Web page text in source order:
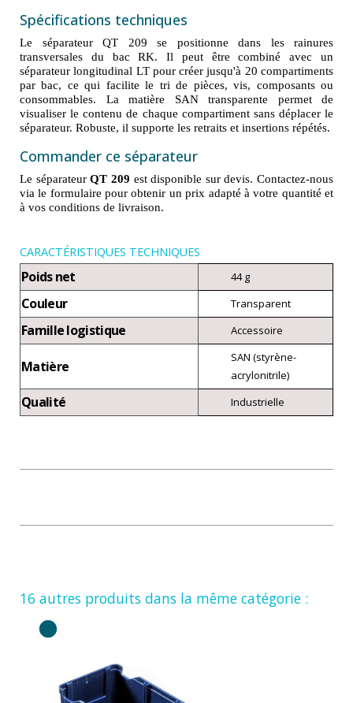
Spécifications techniques
Le séparateur QT 209 se positionne dans les rainures
transversales du bac RK. Il peut être combiné avec un
séparateur longitudinal LT pour créer jusqu'à 20 compartiments
par bac, ce qui facilite le tri de pièces, vis, composants ou
consommables. La matière SAN transparente permet de
visualiser le contenu de chaque compartiment sans déplacer le
séparateur. Robuste, il supporte les retraits et insertions répétés.
Commander ce séparateur
Le séparateurQT 209 est disponible sur devis. Contactez-nous
via le formulaire pour obtenir un prix adapté à votre quantité et
à vos conditions de livraison.
CARACTÉRISTIQUES TECHNIQUES
Poids net 44 g
Couleur Transparent
Famille logistique Accessoire
Matière
SAN (styrène-
acrylonitrile)
Qualité Industrielle
16 autres produits dans la même catégorie :